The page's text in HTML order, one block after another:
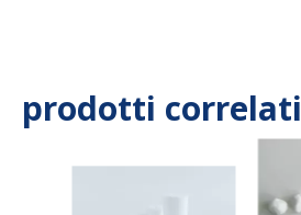
prodotti correlati